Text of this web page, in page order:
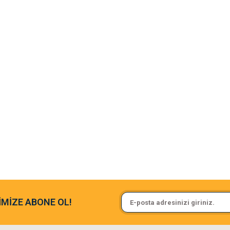
ve paketlemesine bayıldım
Sa**** On******
Pamuk için aradığım tüm
ABONE OL!